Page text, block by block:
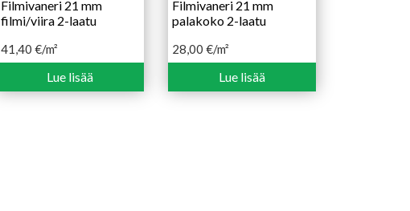
Filmivaneri 21 mm
filmi/viira 2-laatu
41,40 €/m²
Lue lisää
Filmivaneri 21 mm
palakoko 2-laatu
28,00€/m²
Lue lisää